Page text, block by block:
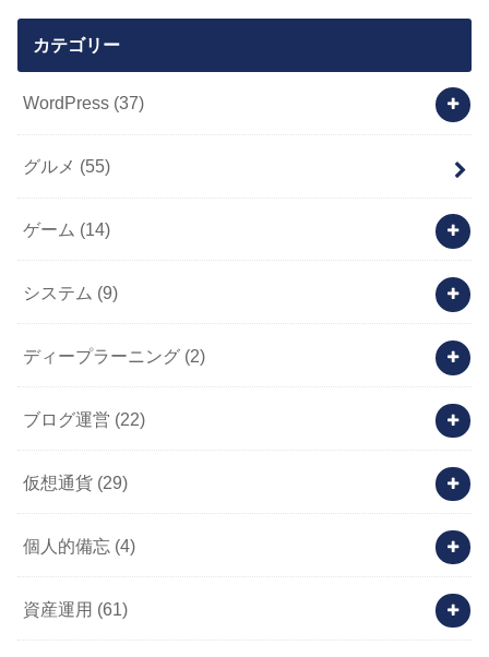
カテゴリー
WordPress (37)
グルメ (55)
ゲーム (14)
システム (9)
ディープラーニング (2)
ブログ運営 (22)
仮想通貨 (29)
個人的備忘 (4)
資産運用 (61)